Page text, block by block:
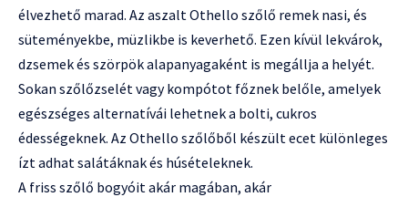
élvezhető marad. Az aszalt Othello szőlő remek nasi, és
süteményekbe, müzlikbe is keverhető. Ezen kívül lekvárok,
dzsemek és szörpök alapanyagaként is megállja a helyét.
Sokan szőlőzselét vagy kompótot főznek belőle, amelyek
egészséges alternatívái lehetnek a bolti, cukros
édességeknek. Az Othello szőlőből készült ecet különleges
ízt adhat salátáknak és húsételeknek.
A friss szőlő bogyóit akár magában, akár